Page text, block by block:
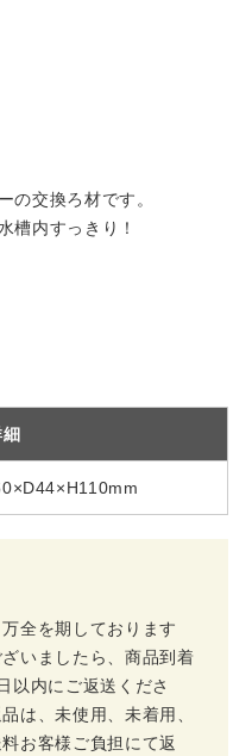
の交換ろ材です。
槽内すっきり！
全を期しております
いましたら、商品到着
以内にご返送くださ
は、未使用、未着用、
お客様ご負担にて返